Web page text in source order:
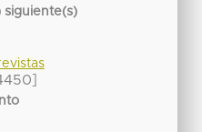
siguiente(s)